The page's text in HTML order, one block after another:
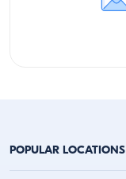
POPULAR LOCATIONS